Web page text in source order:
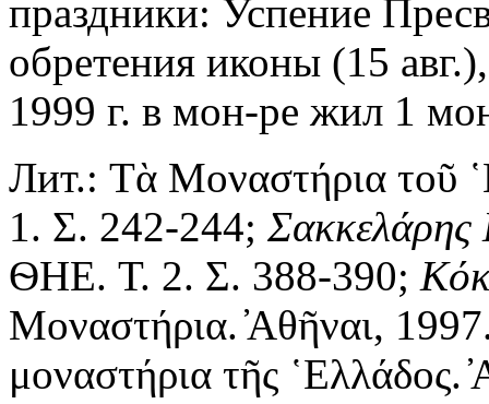
праздники: Успение
обретения иконы (15
1999 г. в мон-ре жил 1
Лит.: Τὰ Μοναστήρια τοῦ
1. Σ. 242-244; Σακκελάρης
ѲНЕ. Т. 2. Σ. 388-390;
Μοναστήρια. ̓Αθῆναι,
μοναστήρια τῆς